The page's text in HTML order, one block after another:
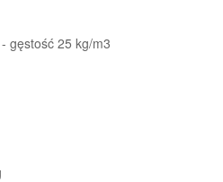
gęstość 25 kg/m3